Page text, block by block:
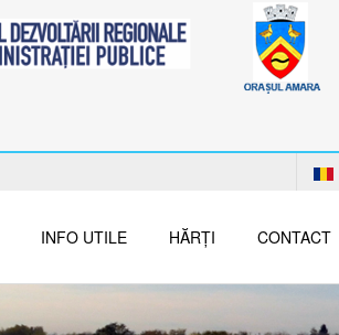
INFO UTILE HĂRȚI CONTACT